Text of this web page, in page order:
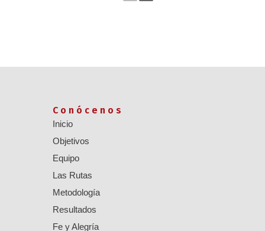
Conócenos
Inicio
Objetivos
Equipo
Las Rutas
Metodología
Resultados
Fe y Alegría